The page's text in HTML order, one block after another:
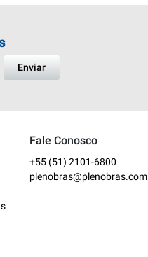
Enviar
Fale Conosco
+55 (51) 2101-6800